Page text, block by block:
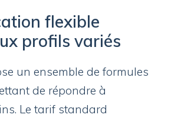
flexible
profils variés
un ensemble de formules
de répondre à
Le tarif standard